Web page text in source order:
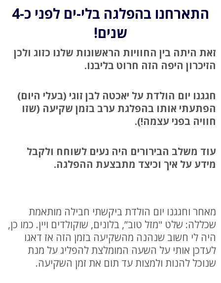
התארחנו בהפלגה בלי-ים לפני כ-4
שנים!
זאת היתה בין החוויות הראשונות שלנו כזוג ולכן
הזיכרון היפה הזה חרוט בליבנו.
חגגנו יום הולדת על יאכטה לבן זוגי (בעלי היום)
הפתעתי אותו בהפלגת ערב בזמן שקיעה (שזו
חוויה בפני עצמה!).
עוד משלב הבירורים היה נעים לשוחח ולקבל
מידע על איך וכיצד מתבצעת ההפלגה.
מאחר וחגגנו יום הולדת ביקשתי חבילה מותאמת
שכללה: שלט "מזל טוב”, בלונים, שוקולדים ויין. כמו כן,
היה לי חשוב שנהנה מהשקיעה בזמן הזה אז דאגו
לעדכן אותי על השעה המומלצת להפליג על מנת
שנוכל להנות ולמצות עד תום את זמן השקיעה.